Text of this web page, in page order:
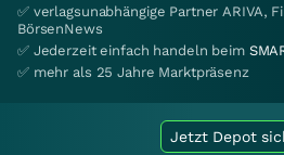
✅ verlagsunabhängige Partner ARIVA,
BörsenNews
✅ Jederzeit einfach handeln beim
✅ mehr als 25 Jahre Marktpräsenz
Jetzt Depot